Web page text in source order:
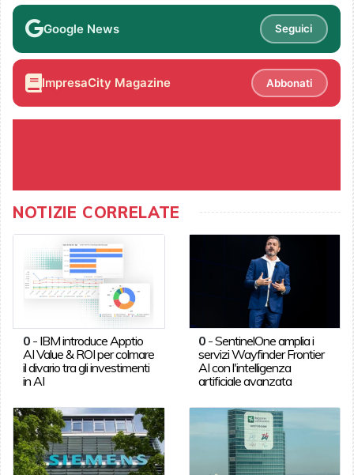
Google News Seguici
ImpresaCity Magazine Abbonati
NOTIZIE CORRELATE
0- IBM introduce Apptio
AI Value & ROI per colmare
il divario tra gli investimenti
in AI
0 -SentinelOne amplia i
servizi Wayfinder Frontier
AI con l'intelligenza
artificiale avanzata